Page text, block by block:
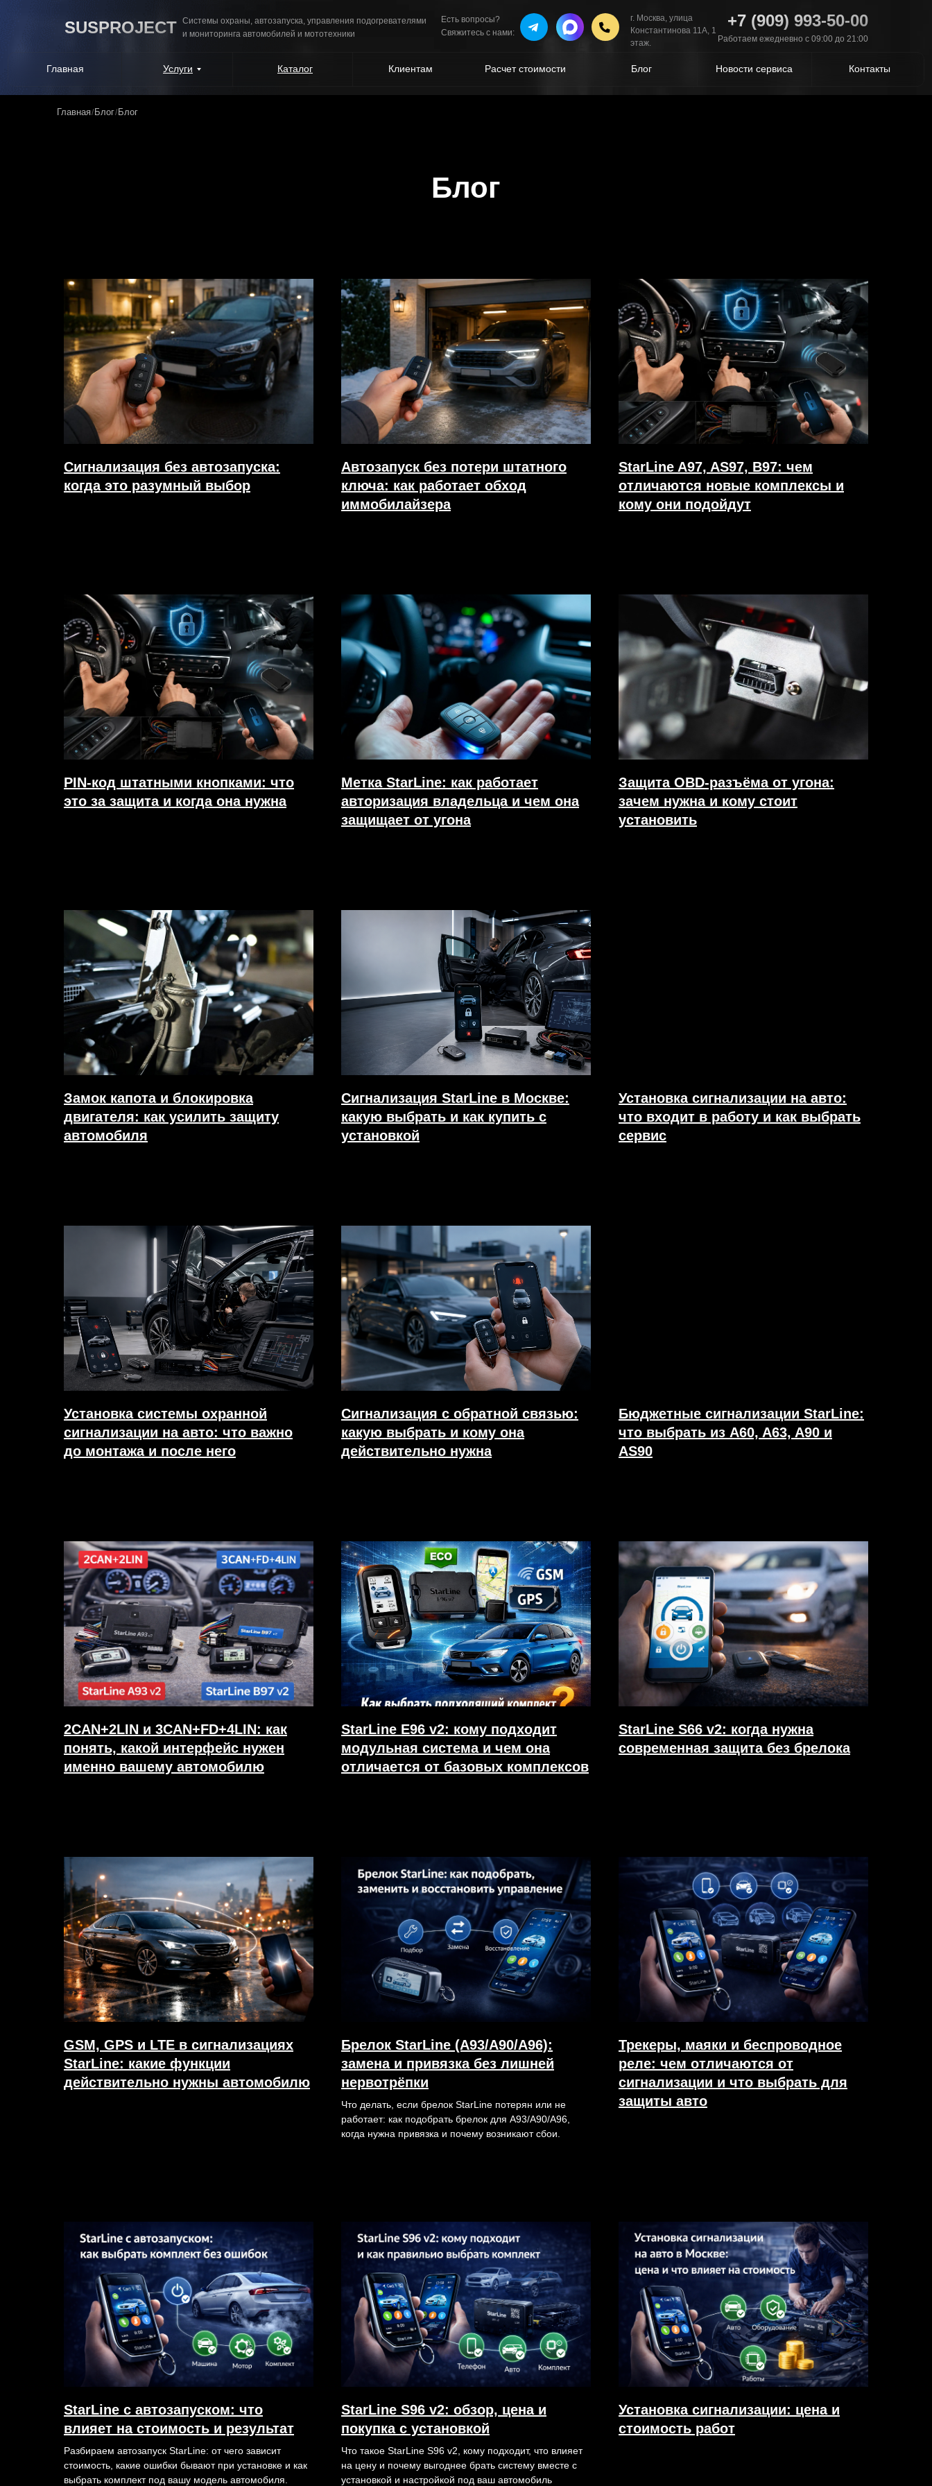
Системы охраны, автозапуска, управления подогревателями
и мониторинга автомобилей и мототехники
Работаем ежедневно с 09:00 до 21:00
SUSPROJECT +7 (909) 993-50-00
Главная Услуги Каталог Клиентам Расчет стоимости Новости сервиса
Блог Контакты
Есть вопросы?
Свяжитесь с нами:
г. Москва, улица
Константинова 11А, 1
этаж.
Главная/ Блог/ Блог
Блог
Сигнализация без автозапуска:
когда это разумный выбор
Автозапуск без потери штатного
ключа: как работает обход
иммобилайзера
StarLine A97, AS97, B97: чем
отличаются новые комплексы и
кому они подойдут
PIN-код штатными кнопками: что
это за защита и когда она нужна
Метка StarLine: как работает
авторизация владельца и чем она
защищает от угона
Защита OBD-разъёма от угона:
зачем нужна и кому стоит
установить
Замок капота и блокировка
двигателя: как усилить защиту
автомобиля
Сигнализация StarLine в Москве:
какую выбрать и как купить с
установкой
Установка сигнализации на авто:
что входит в работу и как выбрать
сервис
Установка системы охранной
сигнализации на авто: что важно
до монтажа и после него
Сигнализация с обратной связью:
какую выбрать и кому она
действительно нужна
Бюджетные сигнализации StarLine:
что выбрать из A60, A63, A90 и
AS90
2CAN+2LIN и 3CAN+FD+4LIN: как
понять, какой интерфейс нужен
именно вашему автомобилю
StarLine E96 v2: кому подходит
модульная система и чем она
отличается от базовых комплексов
StarLine S66 v2: когда нужна
современная защита без брелока
GSM, GPS и LTE в сигнализациях
StarLine: какие функции
действительно нужны автомобилю
Брелок StarLine (A93/A90/A96):
замена и привязка без лишней
нервотрёпки
Что делать, если брелок StarLine потерян или не
работает: как подобрать брелок для A93/A90/A96,
когда нужна привязка и почему возникают сбои.
Трекеры, маяки и беспроводное
реле: чем отличаются от
сигнализации и что выбрать для
защиты авто
StarLine с автозапуском: что
влияет на стоимость и результат
Разбираем автозапуск StarLine: от чего зависит
стоимость, какие ошибки бывают при установке и как
выбрать комплект под вашу модель автомобиля.
StarLine S96 v2: обзор, цена и
покупка с установкой
Что такое StarLine S96 v2, кому подходит, что влияет
на цену и почему выгоднее брать систему вместе с
установкой и настройкой под ваш автомобиль
Установка сигнализации: цена и
стоимость работ